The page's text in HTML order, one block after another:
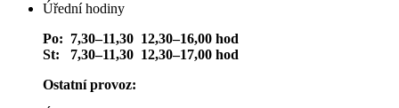
Úřední hodiny
Po: 7,30–11,30 12,30–16,00 hod
St: 7,30–11,30 12,30–17,00 hod
Ostatní provoz: